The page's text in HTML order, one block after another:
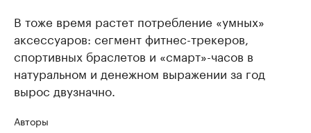
В тоже время растет потребление «умных»
аксессуаров: сегмент фитнес-трекеров,
спортивных браслетов и «смарт»-часов в
натуральном и денежном выражении за год
вырос двузначно.
Авторы